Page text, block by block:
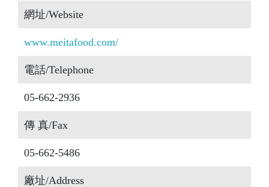
網址/Website
www.meitafood.com/
電話/Telephone
05-662-2936
傳 真/Fax
05-662-5486
廠址/Address